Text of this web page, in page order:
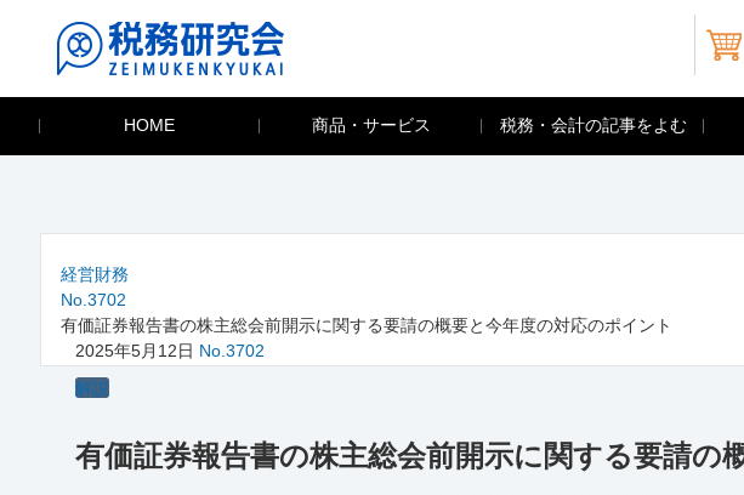
HOME 商品・サービス 税務・会計の記事をよむ
経営財務
No.3702
有価証券報告書の株主総会前開示に関する要請の概要と今年度の対応のポイント
2025年5月12日 No.3702
解説
有価証券報告書の株主総会前開示に関する要請の